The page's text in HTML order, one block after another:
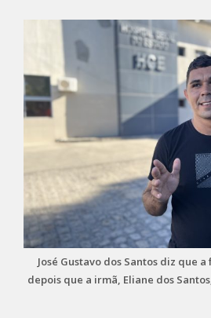
José Gustavo dos Santos diz que
depois que a irmã, Eliane dos